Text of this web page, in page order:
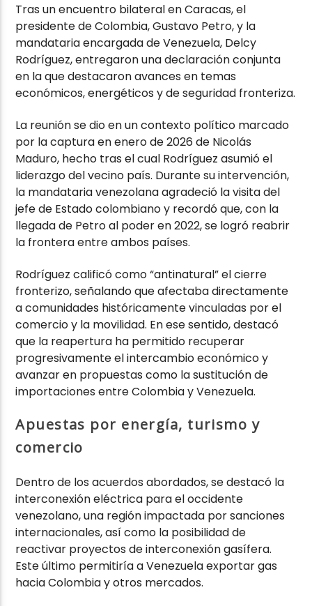
Tras un encuentro bilateral en Caracas, el
presidente de Colombia,Gustavo Petro, y la
mandataria encargada de Venezuela, Delcy
Rodríguez, entregaron una declaración conjunta
en la que destacaron avances en temas
económicos, energéticos y de seguridad fronteriza.
La reunión se dio en un contexto político marcado
por la captura en enero de 2026 de Nicolás
Maduro, hecho tras el cual Rodríguez asumió el
liderazgo del vecino país. Durante su intervención,
la mandataria venezolana agradeció la visita del
jefe de Estado colombiano y recordó que, con la
llegada de Petro al poder en 2022, se logró reabrir
la frontera entre ambos países.
Rodríguez calificó como “antinatural” el cierre
fronterizo, señalando que afectaba directamente
a comunidades históricamente vinculadas por el
comercio y la movilidad. En ese sentido, destacó
que la reapertura ha permitido recuperar
progresivamente el intercambio económico y
avanzar en propuestas como la sustitución de
importaciones entre Colombia y Venezuela.
Apuestas por energía, turismo y
comercio
Dentro de los acuerdos abordados, se destacó la
interconexión eléctrica para el occidente
venezolano, una región impactada por sanciones
internacionales, así como la posibilidad de
reactivar proyectos de interconexión gasífera.
Este último permitiría a Venezuela exportar gas
hacia Colombia y otros mercados.